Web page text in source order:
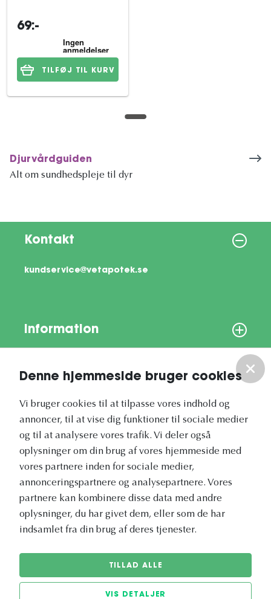
Denne hjemmeside bruger cookies
Vi bruger cookies til at tilpasse vores indhold og
annoncer, til at vise dig funktioner til sociale medier
og til at analysere vores trafik. Vi deler også
oplysninger om din brug af vores hjemmeside med
vores partnere inden for sociale medier,
annonceringspartnere og analysepartnere. Vores
partnere kan kombinere disse data med andre
oplysninger, du har givet dem, eller som de har
indsamlet fra din brug af deres tjenester.
TILLAD ALLE
VIS DETALJER
69:-
TILFØJ TIL KURV
Djurvårdguiden
Alt om sundhedspleje til dyr
Kontakt
kundservice@vetapotek.se
Information
Vores nyhedsbrev
Vetapotek.dk er en del af
Evidensia
Dyresundhedspleje